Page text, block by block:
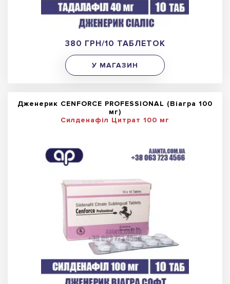
380 ГРН/10 ТАБЛЕТОК
У МАГАЗИН
Дженерик CENFORCE PROFESSIONAL (Віагра 100
мг)
Силденафіл Цитрат 100 мг